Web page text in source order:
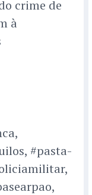
crime de
à
#pasta-